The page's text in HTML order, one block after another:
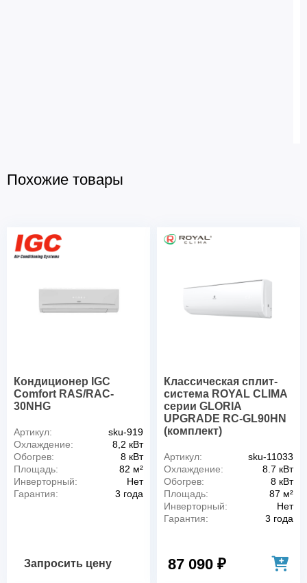
Похожие товары
Кондиционер IGC
Comfort RAS/RAC-
30NHG
Артикул:
sku-919
Охлаждение:
8,2 кВт
Обогрев:
8 кВт
Площадь:
82 м²
Инверторный:
Нет
Гарантия:
3 года
Запросить цену
Классическая сплит-
система ROYAL CLIMA
серии GLORIA
UPGRADE RC-GL90HN
(комплект)
Артикул:
sku-11033
Охлаждение:
8.7 кВт
Обогрев:
8 кВт
Площадь:
87 м²
Инверторный:
Нет
Гарантия:
3 года
87 090 ₽